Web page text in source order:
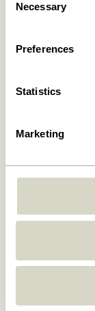
Selection
Necessary
Preferences
Statistics
Marketing
Transparent
Ajouter au panier